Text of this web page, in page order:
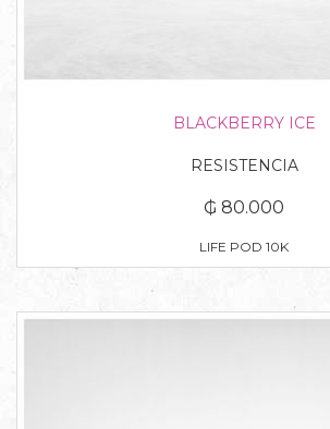
BLACKBERRY ICE
RESISTENCIA
₲ 80.000
LIFE POD 10K